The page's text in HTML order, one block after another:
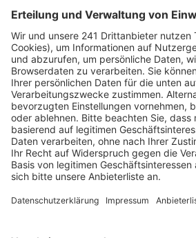
Flughafens Köln/Bonn kam es am
Zwischenfall. Sicherheitskräfte
persönlichen Gegenstand eine
geringe Menge Reizstoff austrat.
der Anwesenden zu gewährleisten,
betroffene Kontrollbereich
geräumt.
Durch den austretenden Stoff
Sicherheitsmitarbeiter sowie
Reizungen der Atemwege. Zwei
Personen mussten zur weiteren